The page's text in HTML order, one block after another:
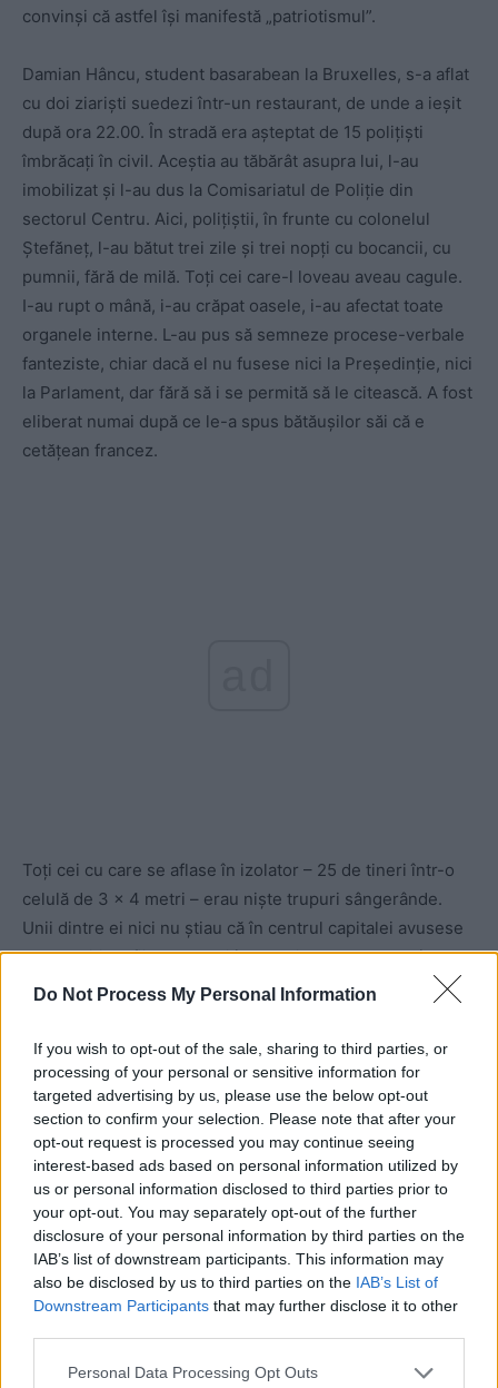
Do Not Process My Personal Information
If you wish to opt-out of the sale, sharing to third parties, or
processing of your personal or sensitive information for
targeted advertising by us, please use the below opt-out
section to confirm your selection. Please note that after your
opt-out request is processed you may continue seeing
interest-based ads based on personal information utilized by
us or personal information disclosed to third parties prior to
your opt-out. You may separately opt-out of the further
disclosure of your personal information by third parties on the
IAB’s list of downstream participants. This information may
also be disclosed by us to third parties on the IAB’s List of
Downstream Participants that may further disclose it to other
Personal Data Processing Opt Outs
convinşi că astfel îşi manifestă „patriotismul”.
Damian Hâncu, student basarabean la Bruxelles, s-a aflat
cu doi ziarişti suedezi într-un restaurant, de unde a ieşit
după ora 22.00. În stradă era aşteptat de 15 poliţişti
îmbrăcaţi în civil. Aceştia au tăbărât asupra lui, l-au
imobilizat şi l-au dus la Comisariatul de Poliţie din
sectorul Centru. Aici, poliţiştii, în frunte cu colonelul
Ştefăneţ, l-au bătut trei zile şi trei nopţi cu bocancii, cu
pumnii, fără de milă. Toţi cei care-l loveau aveau cagule.
I-au rupt o mână, i-au crăpat oasele, i-au afectat toate
organele interne. L-au pus să semneze procese-verbale
fanteziste, chiar dacă el nu fusese nici la Preşedinţie, nici
la Parlament, dar fără să i se permită să le citească. A fost
eliberat numai după ce le-a spus bătăuşilor săi că e
cetăţean francez.
Toţi cei cu care se aflase în izolator – 25 de tineri într-o
celulă de 3 x 4 metri – erau nişte trupuri sângerânde.
Unii dintre ei nici nu ştiau că în centrul capitalei avusese
loc un miting, fiind arestaţi în baruri, pe stradă sau în
parcuri. Poliţia le strecura stupefiante în genţile lor,
droguri, fixându-le termene de detenţie de minimum 30
de zile, ca între timp să li se cicatrizeze rănile şi să nu
poată dovedi că au fost maltrataţi.
Mai mulţi tineri au fost asasinaţi de către poliţiştii-bandiţi.
Unul dintre ei se numeşte Valeriu Boboc, de 23 de ani,
din Bubuieci, care a fost omorât în bătăi de poliţişti
criminali în unul din comisariate, ca noaptea cadavrul lui
să fie scos şi aruncat pe Strada 31 August din capitală.
Leziunile – o coastă fracturată, o rană adâncă din frunte,